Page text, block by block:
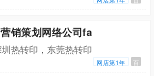
销策划网络公司fa
热转印，东莞热转印
网店第1年 百